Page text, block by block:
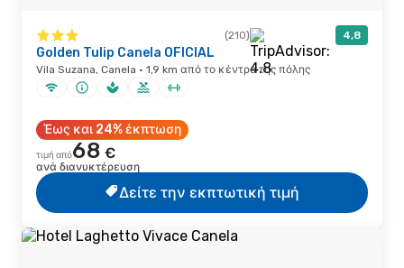
(210) 4,8
Golden Tulip Canela OFICIAL
Vila Suzana, Canela · 1,9 km από το κέντρο της πόλης
Έως και 24% έκπτωση
τιμή από68 €
ανά διανυκτέρευση
Δείτε την εκπτωτική τιμή